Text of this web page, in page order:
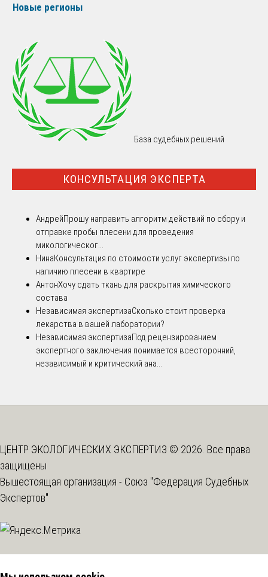
Новые регионы
База судебных решений
КОНСУЛЬТАЦИЯ ЭКСПЕРТА
АндрейПрошу направить алгоритм действий по сбору и
отправке пробы плесени для проведения
микологическог...
НинаКонсультация по стоимости услуг экспертизы по
наличию плесени в квартире
АнтонХочу сдать ткань для раскрытия химического
состава
Независимая экспертизаСколько стоит проверка
лекарства в вашей лаборатории?
Независимая экспертизаПод рецензированием
экспертного заключения понимается всесторонний,
независимый и критический ана...
ЦЕНТР ЭКОЛОГИЧЕСКИХ ЭКСПЕРТИЗ © 2026. Все права
защищены
Вышестоящая организация - Союз "Федерация Судебных
Экспертов"